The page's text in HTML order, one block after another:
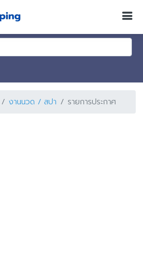
งานนวด / สปา รายการประกาศ